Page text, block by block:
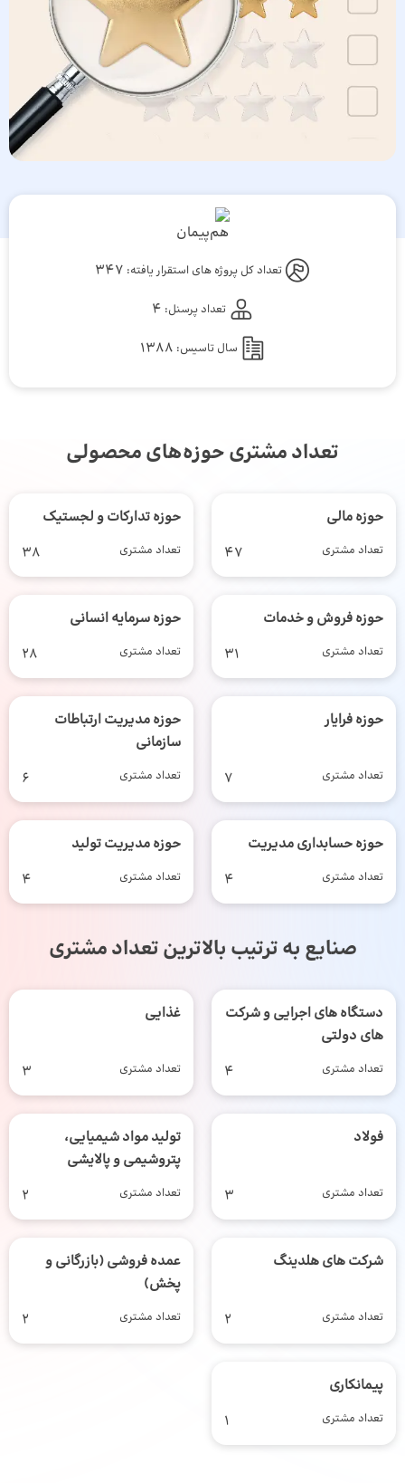
تعداد کل پروژه های استقرار یافته: 347
تعداد پرسنل: 4
سال تاسیس: 1388
تعداد مشتری حوزه‌های محصولی
حوزه مالی
تعداد مشتری 47
حوزه تدارکات و لجستیک
تعداد مشتری 38
حوزه فروش و خدمات
تعداد مشتری 31
حوزه سرمایه انسانی
تعداد مشتری 28
حوزه فرایار
تعداد مشتری 7
حوزه مدیریت ارتباطات
سازمانی
تعداد مشتری 6
حوزه حسابداری مدیریت
تعداد مشتری 4
حوزه مدیریت تولید
تعداد مشتری 4
صنایع به ترتیب بالاترین تعداد مشتری
دستگاه های اجرایی و شرکت
های دولتی
تعداد مشتری 4
غذایی
تعداد مشتری 3
فولاد
تعداد مشتری 3
تولید مواد شیمیایی،
پتروشیمی و پالایشی
تعداد مشتری 2
شرکت های هلدینگ
تعداد مشتری 2
عمده فروشی (بازرگانی و
پخش)
تعداد مشتری 2
پیمانکاری
تعداد مشتری 1